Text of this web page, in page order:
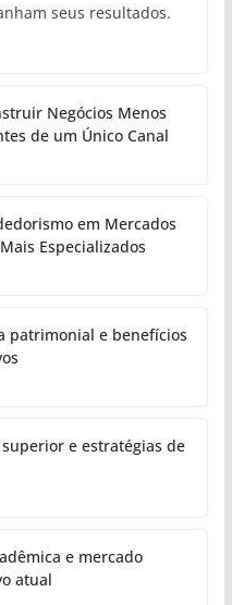
seus resultados.
Negócios Menos
de um Único Canal
em Mercados
Especializados
patrimonial e benefícios
superior e estratégias de
e mercado
atual